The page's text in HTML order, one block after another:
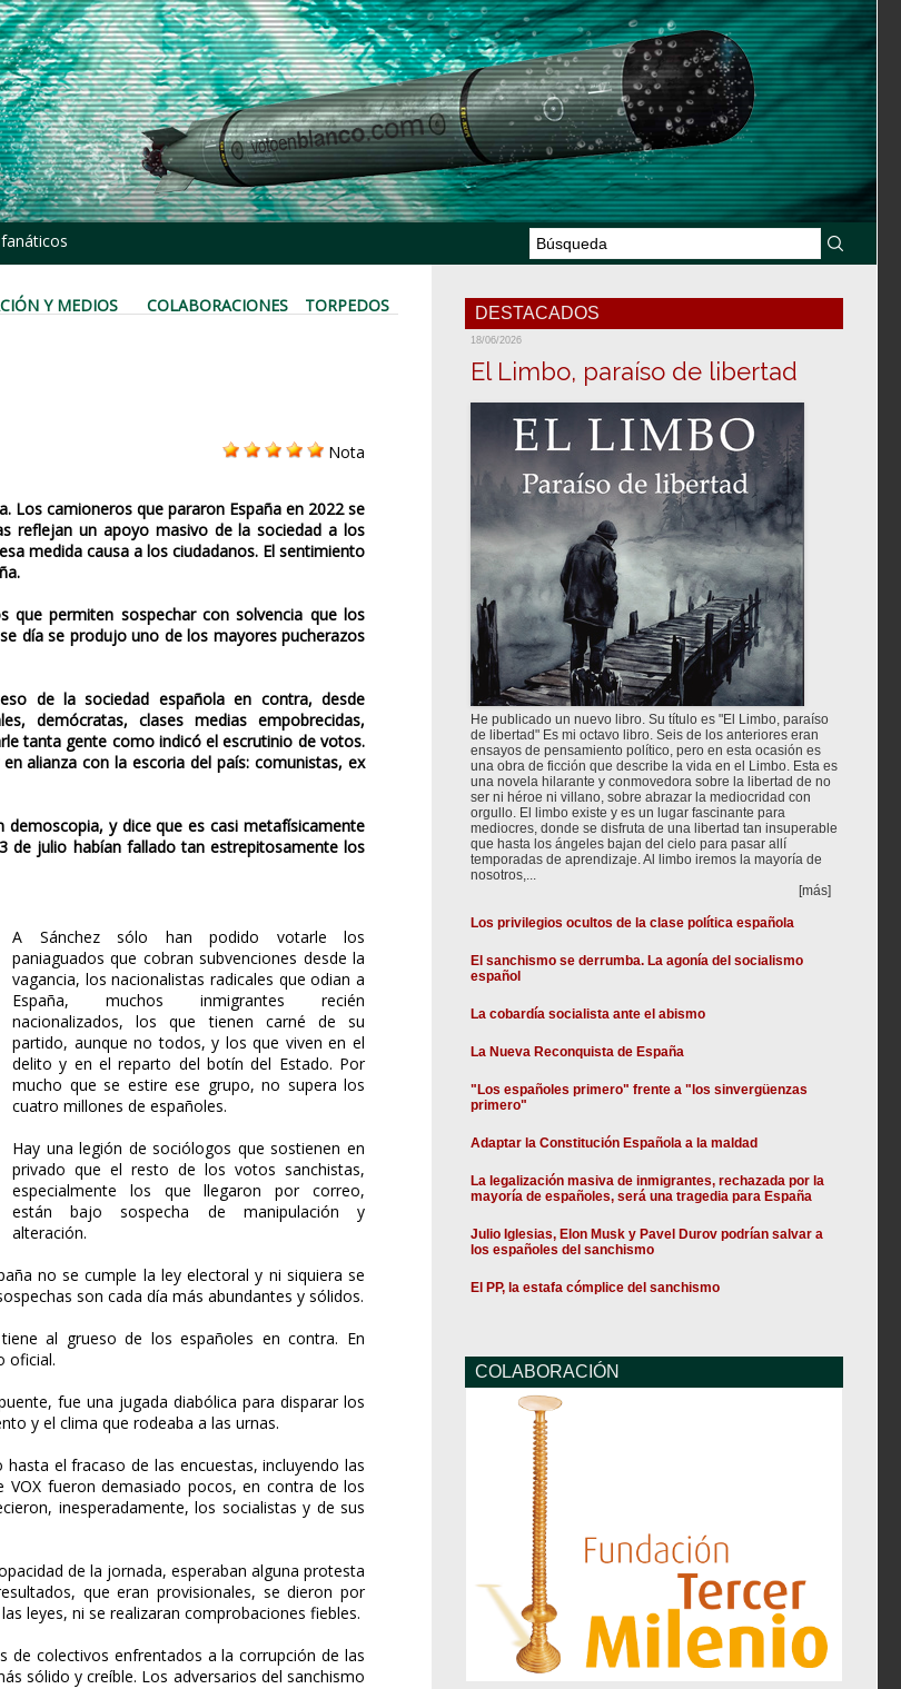
Y MEDIOS COLABORACIONES TORPEDOS
Nota
Los camioneros que pararon España en 2022 se
reflejan un apoyo masivo de la sociedad a los
medida causa a los ciudadanos. El sentimiento
que permiten sospechar con solvencia que los
día se produjo uno de los mayores pucherazos
de la sociedad española en contra, desde
demócratas, clases medias empobrecidas,
tanta gente como indicó el escrutinio de votos.
alianza con la escoria del país: comunistas, ex
y dice que es casi metafísicamente
de julio habían fallado tan estrepitosamente los
A Sánchez sólo han podido votarle los
paniaguados que cobran subvenciones desde la
vagancia, los nacionalistas radicales que odian a
España, muchos inmigrantes recién
nacionalizados, los que tienen carné de su
partido, aunque no todos, y los que viven en el
delito y en el reparto del botín del Estado. Por
mucho que se estire ese grupo, no supera los
cuatro millones de españoles.
Hay una legión de sociólogos que sostienen en
privado que el resto de los votos sanchistas,
especialmente los que llegaron por correo,
están bajo sospecha de manipulación y
alteración.
no se cumple la ley electoral y ni siquiera se
son cada día más abundantes y sólidos.
al grueso de los españoles en contra. En
oficial.
fue una jugada diabólica para disparar los
y el clima que rodeaba a las urnas.
el fracaso de las encuestas, incluyendo las
fueron demasiado pocos, en contra de los
inesperadamente, los socialistas y de sus
de la jornada, esperaban alguna protesta
que eran provisionales, se dieron por
leyes, ni se realizaran comprobaciones fiebles.
de colectivos enfrentados a la corrupción de las
sólido y creíble. Los adversarios del sanchismo
DESTACADOS
18/06/2026
El Limbo, paraíso de libertad
He publicado un nuevo libro. Su título es "El Limbo, paraíso
de libertad" Es mi octavo libro. Seis de los anteriores eran
ensayos de pensamiento político, pero en esta ocasión es
una obra de ficción que describe la vida en el Limbo. Esta es
una novela hilarante y conmovedora sobre la libertad de no
ser ni héroe ni villano, sobre abrazar la mediocridad con
orgullo. El limbo existe y es un lugar fascinante para
mediocres, donde se disfruta de una libertad tan insuperable
que hasta los ángeles bajan del cielo para pasar allí
temporadas de aprendizaje. Al limbo iremos la mayoría de
nosotros,...
[más]
Los privilegios ocultos de la clase política española
El sanchismo se derrumba. La agonía del socialismo
español
La cobardía socialista ante el abismo
La Nueva Reconquista de España
"Los españoles primero" frente a "los sinvergüenzas
primero"
Adaptar la Constitución Española a la maldad
La legalización masiva de inmigrantes, rechazada por la
mayoría de españoles, será una tragedia para España
Julio Iglesias, Elon Musk y Pavel Durov podrían salvar a
los españoles del sanchismo
El PP, la estafa cómplice del sanchismo
COLABORACIÓN